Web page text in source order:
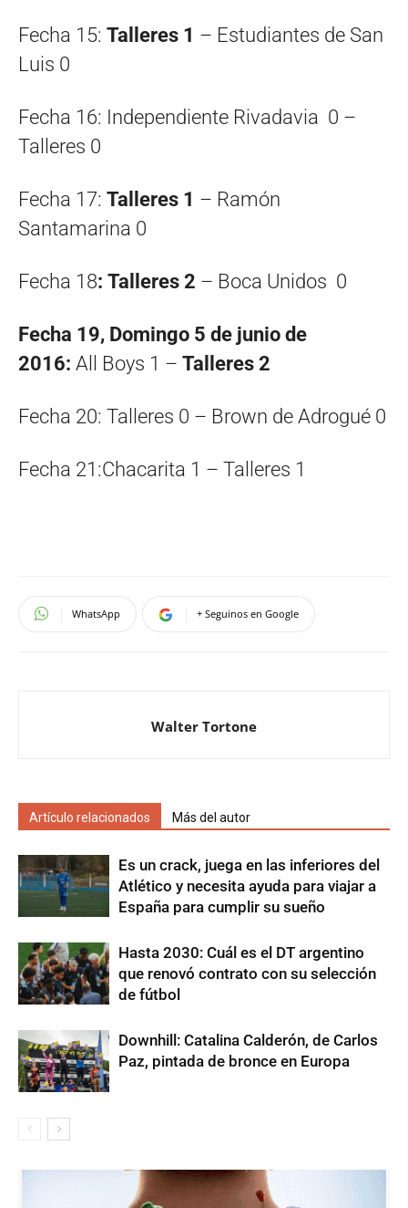
Fecha 15: Talleres 1 – Estudiantes de San
Luis 0
Fecha 16: Independiente Rivadavia 0 –
Talleres 0
Fecha 17: Talleres 1 – Ramón
Santamarina 0
Fecha 18: Talleres 2 – Boca Unidos 0
Fecha 19, Domingo 5 de junio de
2016: All Boys 1 – Talleres 2
Fecha 20: Talleres 0 – Brown de Adrogué 0
Fecha 21:Chacarita 1 – Talleres 1
WhatsApp + Seguinos en Google
Walter Tortone
Artículo relacionados Más del autor
Es un crack, juega en las inferiores del
Atlético y necesita ayuda para viajar a
España para cumplir su sueño
Hasta 2030: Cuál es el DT argentino
que renovó contrato con su selección
de fútbol
Downhill: Catalina Calderón, de Carlos
Paz, pintada de bronce en Europa